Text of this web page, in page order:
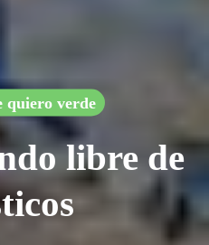
quiero verde
libre de